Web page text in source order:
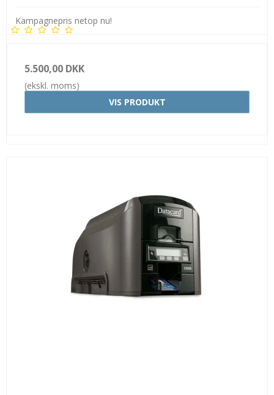
Kampagnepris netop nu!
5.500,00 DKK
(ekskl. moms)
VIS PRODUKT